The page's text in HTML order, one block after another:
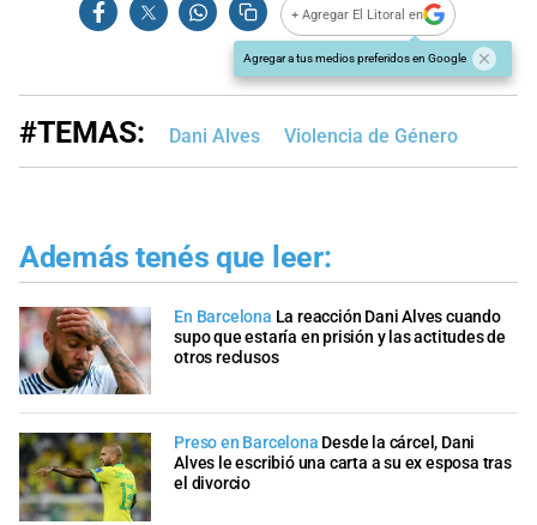
+ Agregar El Litoral en
Agregar a tus medios preferidos en Google
#TEMAS: Dani Alves Violencia de Género
Además tenés que leer:
En Barcelona La reacción Dani Alves cuando
supo que estaría en prisión y las actitudes de
otros reclusos
Preso en Barcelona Desde la cárcel, Dani
Alves le escribió una carta a su ex esposa tras
el divorcio